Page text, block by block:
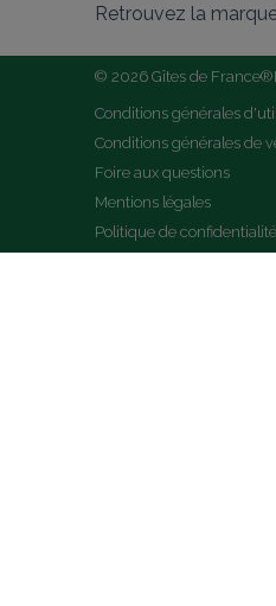
Retrouvez la
© 2026 Gîtes de
Conditions générales
Conditions générales de
Foire aux questions
Mentions légales
Politique de confidentialité